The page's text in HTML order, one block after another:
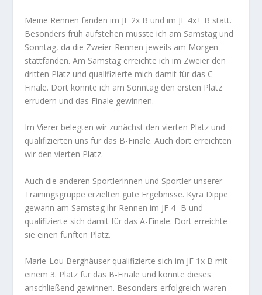
Meine Rennen fanden im JF 2x B und im JF 4x+ B statt.
Besonders früh aufstehen musste ich am Samstag und
Sonntag, da die Zweier-Rennen jeweils am Morgen
stattfanden. Am Samstag erreichte ich im Zweier den
dritten Platz und qualifizierte mich damit für das C-
Finale. Dort konnte ich am Sonntag den ersten Platz
errudern und das Finale gewinnen.
Im Vierer belegten wir zunächst den vierten Platz und
qualifizierten uns für das B-Finale. Auch dort erreichten
wir den vierten Platz.
Auch die anderen Sportlerinnen und Sportler unserer
Trainingsgruppe erzielten gute Ergebnisse. Kyra Dippe
gewann am Samstag ihr Rennen im JF 4- B und
qualifizierte sich damit für das A-Finale. Dort erreichte
sie einen fünften Platz.
Marie-Lou Berghäuser qualifizierte sich im JF 1x B mit
einem 3. Platz für das B-Finale und konnte dieses
anschließend gewinnen. Besonders erfolgreich waren